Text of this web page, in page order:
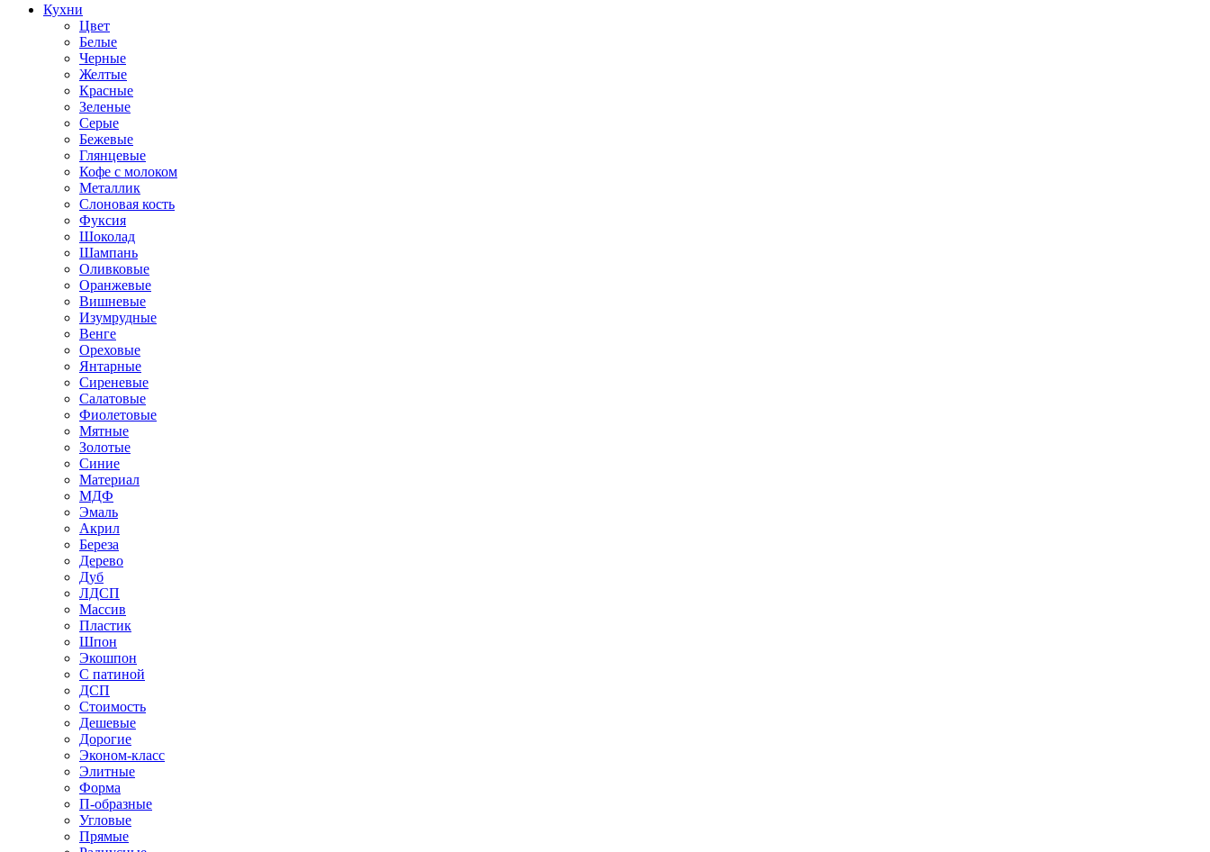
Кухни
Цвет
Белые
Черные
Желтые
Красные
Зеленые
Серые
Бежевые
Глянцевые
Кофе с молоком
Металлик
Слоновая кость
Фуксия
Шоколад
Шампань
Оливковые
Оранжевые
Вишневые
Изумрудные
Венге
Ореховые
Янтарные
Сиреневые
Салатовые
Фиолетовые
Мятные
Золотые
Синие
Материал
МДФ
Эмаль
Акрил
Береза
Дерево
Дуб
ЛДСП
Массив
Пластик
Шпон
Экошпон
С патиной
ДСП
Стоимость
Дешевые
Дорогие
Эконом-класс
Элитные
Форма
П-образные
Угловые
Прямые